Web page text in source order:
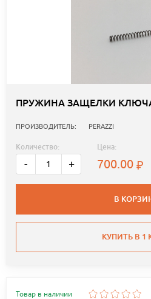
ПРУЖИНА ЗАЩЕЛКИ КЛЮЧА
ПРОИЗВОДИТЕЛЬ: PERAZZI
Количество:
- +
Цена:
700.00
В
КУПИТЬ В 1
Товар в наличии